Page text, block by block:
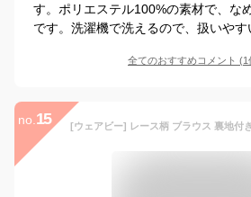
す。ポリエステル100%の素材で、な
です。洗濯機で洗えるので、扱いやす
全てのおすすめコメント (1
no. 15